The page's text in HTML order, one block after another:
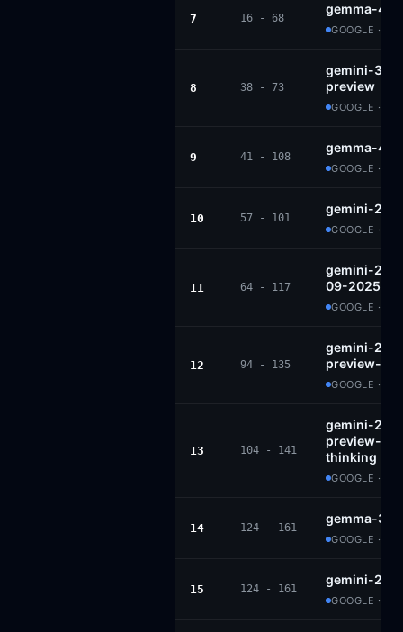
7 16 - 68
gemma-4-
GOOGLE ·
8 38 - 73
gemini-
preview
GOOGLE ·
9 41 - 108
gemma-4-
GOOGLE ·
10 57 - 101
gemini-2.5-
GOOGLE ·
11 64 - 117
gemini-
09-2025
GOOGLE ·
12 94 - 135
gemini-
preview-
GOOGLE ·
13 104 - 141
gemini-
preview-
thinking
GOOGLE ·
14 124 - 161
gemma-3-
GOOGLE ·
15 124 - 161
gemini-2.0-
GOOGLE ·